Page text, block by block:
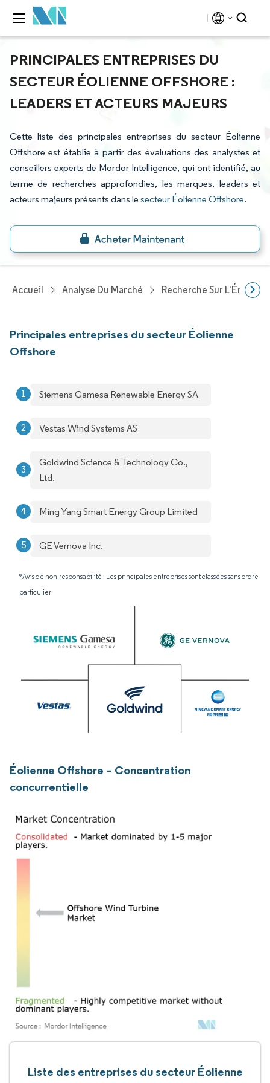
PRINCIPALES ENTREPRISES DU
SECTEUR ÉOLIENNE OFFSHORE :
LEADERS ET ACTEURS MAJEURS
Cette liste des principales entreprises du secteur Éolienne
Offshore est établie à partir des évaluations des analystes et
conseillers experts de Mordor Intelligence, qui ont identifié, au
terme de recherches approfondies, les marques, leaders et
acteurs majeurs présents dans le secteur Éolienne Offshore.
Accueil Analyse Du Marché Recherche Sur
Principales entreprises du secteur Éolienne
Offshore
Siemens Gamesa Renewable Energy SA
Vestas Wind Systems AS
Goldwind Science & Technology Co.,
Ltd.
Ming Yang Smart Energy Group Limited
GE Vernova Inc.
*Avis de non-responsabilité : Les principales entreprises sont classées sans ordre
particulier
Éolienne Offshore – Concentration
concurrentielle
Liste des entreprises du secteur Éolienne